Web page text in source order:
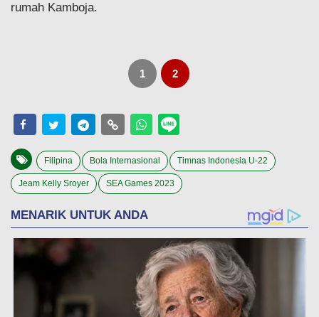
rumah Kamboja.
1 2
Filipina Bola Internasional Timnas Indonesia U-22
Jeam Kelly Sroyer SEA Games 2023